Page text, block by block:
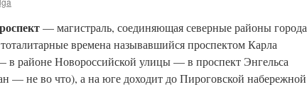
— магистраль, соединяющая северные районы города
времена называвшийся проспектом Карла
в районе Новороссийской улицы — в проспект Энгельса
— не во что), а на юге доходит до Пироговской набережной